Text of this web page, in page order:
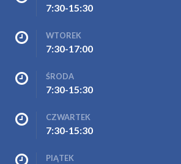
7:30-15:30
WTOREK
7:30-17:00
ŚRODA
7:30-15:30
CZWARTEK
7:30-15:30
PIĄTEK